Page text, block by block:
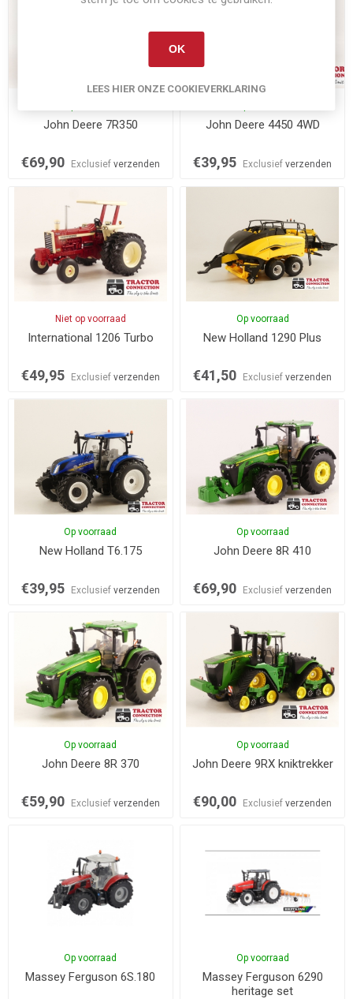
John Deere 7R350
€69,90 Exclusief verzenden
John Deere 4450 4WD
€39,95 Exclusiefverzenden
Niet op voorraad
International 1206 Turbo
€49,95 Exclusief verzenden
Op voorraad
New Holland 1290 Plus
€41,50 Exclusiefverzenden
Op voorraad
New Holland T6.175
€39,95 Exclusief verzenden
Op voorraad
John Deere 8R 410
€69,90 Exclusiefverzenden
Op voorraad
John Deere 8R 370
€59,90 Exclusief verzenden
Op voorraad
John Deere 9RX kniktrekker
€90,00 Exclusiefverzenden
Op voorraad
Massey Ferguson 6S.180
Op voorraad
Massey Ferguson 6290
heritage set
OK
LEES HIER ONZE COOKIEVERKLARING